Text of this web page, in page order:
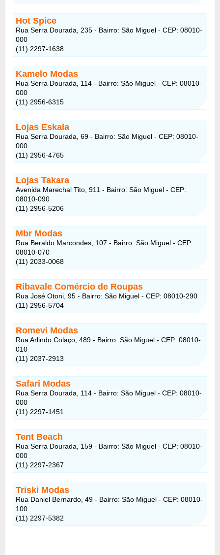
Hot Spice
Rua Serra Dourada, 235 - Bairro: São Miguel - CEP: 08010-
000
(11) 2297-1638
Kamelo Modas
Rua Serra Dourada, 114 - Bairro: São Miguel - CEP: 08010-
000
(11) 2956-6315
Lojas Eskala
Rua Serra Dourada, 69 - Bairro: São Miguel - CEP: 08010-
000
(11) 2956-4765
Lojas Takara
Avenida Marechal Tito, 911 - Bairro: São Miguel - CEP:
08010-090
(11) 2956-5206
Mbr Modas
Rua Beraldo Marcondes, 107 - Bairro: São Miguel - CEP:
08010-070
(11) 2033-0068
Ribavale Comércio de Roupas
Rua José Otoni, 95 - Bairro: São Miguel - CEP: 08010-290
(11) 2956-5704
Romevi Modas
Rua Arlindo Colaço, 489 - Bairro: São Miguel - CEP: 08010-
010
(11) 2037-2913
Safari Modas
Rua Serra Dourada, 114 - Bairro: São Miguel - CEP: 08010-
000
(11) 2297-1451
Tent Beach
Rua Serra Dourada, 159 - Bairro: São Miguel - CEP: 08010-
000
(11) 2297-2367
Triski Modas
Rua Daniel Bernardo, 49 - Bairro: São Miguel - CEP: 08010-
100
(11) 2297-5382